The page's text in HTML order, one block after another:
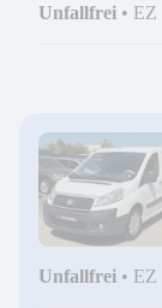
Unfallfrei • EZ
Unfallfrei • EZ